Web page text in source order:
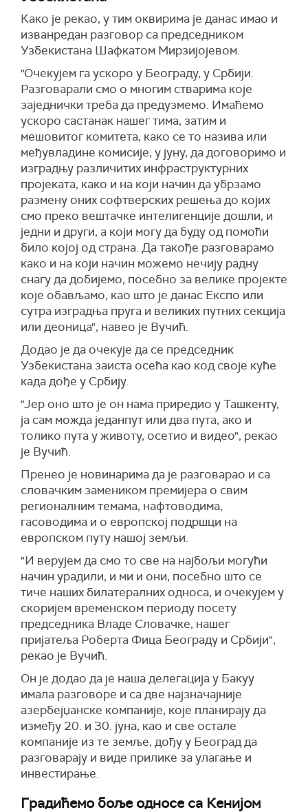
Како је рекао, у тим оквирима је данас имао и
изванредан разговор са председником
Узбекистана Шафкатом Мирзијојевом.
"Очекујем га ускоро у Београду, у Србији.
Разговарали смо о многим стварима које
заједнички треба да предузмемо. Имаћемо
ускоро састанак нашег тима, затим и
мешовитог комитета, како се то назива или
међувладине комисије, у јуну, да договоримо и
изградњу различитих инфраструктурних
пројеката, како и на који начин да убрзамо
размену оних софтверских решења до којих
смо преко вештачке интелигенције дошли, и
једни и други, а који могу да буду од помоћи
било којој од страна. Да такође разговарамо
како и на који начин можемо нечију радну
снагу да добијемо, посебно за велике пројекте
које обављамо, као што је данас Експо или
сутра изградња пруга и великих путних секција
или деоница", навео је Вучић.
Додао је да очекује да се председник
Узбекистана заиста осећа као код своје куће
када дође у Србију.
"Јер оно што је он нама приредио у Ташкенту,
ја сам можда једанпут или два пута, ако и
толико пута у животу, осетио и видео", рекао
је Вучић.
Пренео је новинарима да је разговарао и са
словачким замеником премијера о свим
регионалним темама, нафтоводима,
гасоводима и о европској подршци на
европском путу нашој земљи.
"И верујем да смо то све на најбољи могући
начин урадили, и ми и они, посебно што се
тиче наших билатералних односа, и очекујем у
скоријем временском периоду посету
председника Владе Словачке, нашег
пријатеља Роберта Фица Београду и Србији",
рекао је Вучић.
Он је додао да је наша делегација у Бакуу
имала разговоре и са две најзначајније
азербејџанске компаније, које планирају да
између 20. и 30. јуна, као и све остале
компаније из те земље, дођу у Београд да
разговарају и виде прилике за улагање и
инвестирање.
Градићемо боље односе са Кенијом